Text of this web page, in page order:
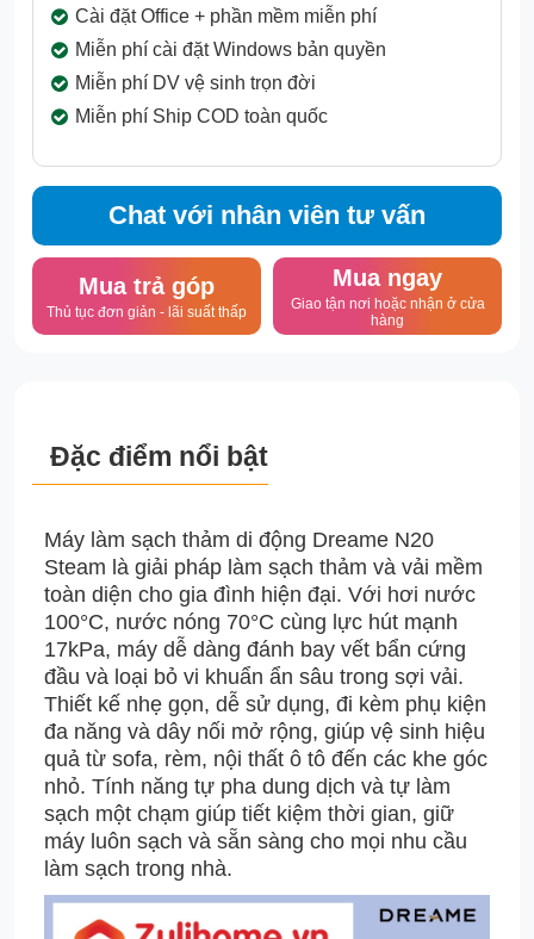
Cài đặt Office + phần mềm miễn phí
Miễn phí cài đặt Windows bản quyền
Miễn phí DV vệ sinh trọn đời
Miễn phí Ship COD toàn quốc
Chat với nhân viên tư vấn
Mua trả góp
Thủ tục đơn giản - lãi suất thấp
Mua ngay
Giao tận nơi hoặc nhận ở cửa
hàng
Đặc điểm nổi bật
Máy làm sạch thảm di động Dreame N20
Steam là giải pháp làm sạch thảm và vải mềm
toàn diện cho gia đình hiện đại. Với hơi nước
100°C, nước nóng 70°C cùng lực hút mạnh
17kPa, máy dễ dàng đánh bay vết bẩn cứng
đầu và loại bỏ vi khuẩn ẩn sâu trong sợi vải.
Thiết kế nhẹ gọn, dễ sử dụng, đi kèm phụ kiện
đa năng và dây nối mở rộng, giúp vệ sinh hiệu
quả từ sofa, rèm, nội thất ô tô đến các khe góc
nhỏ. Tính năng tự pha dung dịch và tự làm
sạch một chạm giúp tiết kiệm thời gian, giữ
máy luôn sạch và sẵn sàng cho mọi nhu cầu
làm sạch trong nhà.